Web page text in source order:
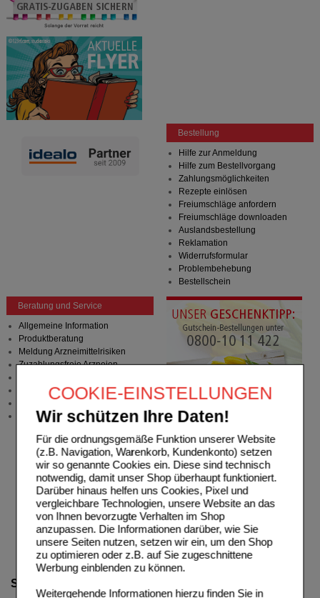
COOKIE-EINSTELLUNGEN
Wir schützen Ihre Daten!
Für die ordnungsgemäße Funktion unserer Website
(z.B. Navigation, Warenkorb, Kundenkonto) setzen
wir so genannte Cookies ein. Diese sind technisch
notwendig, damit unser Shop überhaupt funktioniert.
Darüber hinaus helfen uns Cookies, Pixel und
vergleichbare Technologien, unsere Website an das
von Ihnen bevorzugte Verhalten im Shop
anzupassen. Die Informationen darüber, wie Sie
unsere Seiten nutzen, setzen wir ein, um den Shop
zu optimieren oder z.B. auf Sie zugeschnittene
Werbung einblenden zu können.
Weitergehende Informationen hierzu finden Sie in
Suche verfeinern
Bestellung
Hilfe zur Anmeldung
Hilfe zum Bestellvorgang
Zahlungsmöglichkeiten
Rezepte einlösen
Freiumschläge anfordern
Freiumschläge downloaden
Auslandsbestellung
Reklamation
Widerrufsformular
Problembehebung
Bestellschein
Beratung und Service
Allgemeine Information
Produktberatung
Meldung Arzneimittelrisiken
Zuzahlungsfreie Arzneien
Newsletter
Stellenangebote